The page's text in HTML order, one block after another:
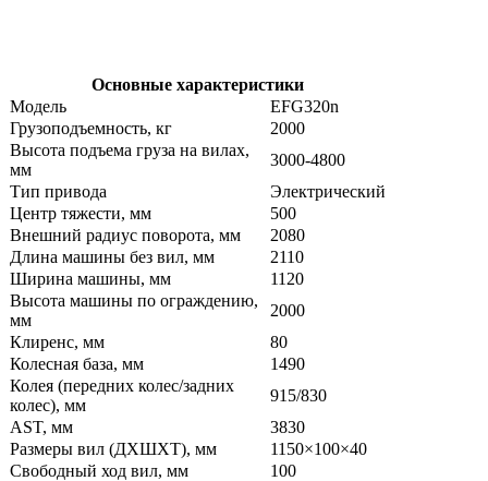
Основные характеристики
Модель
EFG320n
Грузоподъемность, кг
2000
Высота подъема груза на вилах,
мм
3000-4800
Тип привода
Электрический
Центр тяжести, мм
500
Внешний радиус поворота, мм
2080
Длина машины без вил, мм
2110
Ширина машины, мм
1120
Высота машины по ограждению,
мм
2000
Клиренс, мм
80
Колесная база, мм
1490
Колея (передних колес/задних
колес), мм
915/830
AST, мм
3830
Размеры вил (ДXШXТ), мм
1150×100×40
Свободный ход вил, мм
100